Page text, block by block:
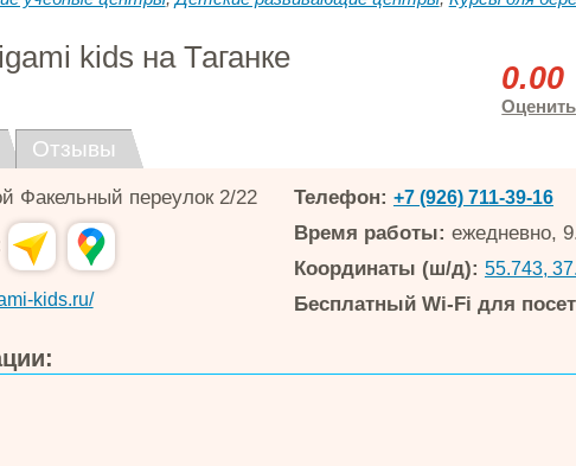
kids на Таганке
0.00
Отзывы
Факельный переулок 2/22
kids.ru/
Телефон: +7 (926) 711-39-16
Время работы: ежедневно,
Координаты (ш/д): 55.743,
Бесплатный Wi-Fi для